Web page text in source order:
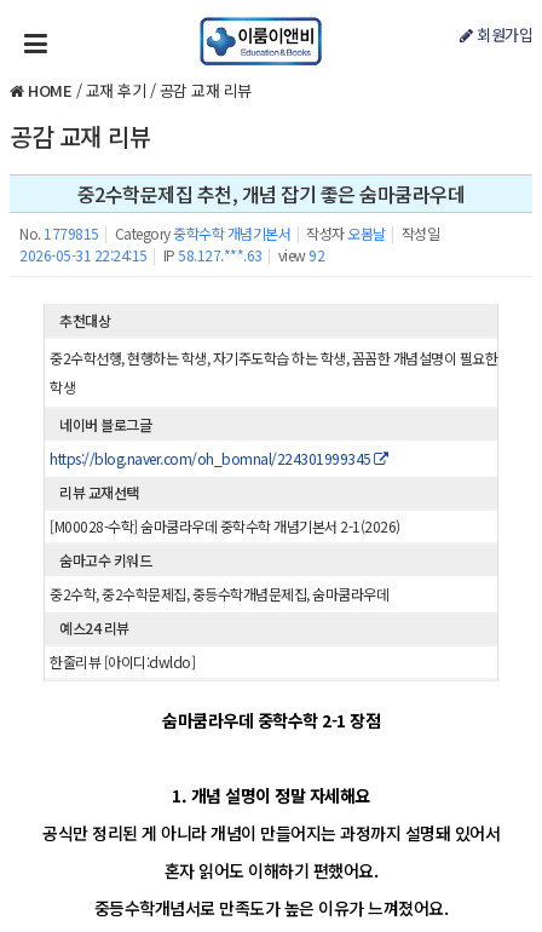
회원가입
HOME /교재 후기 /공감 교재 리뷰
공감 교재 리뷰
중2수학문제집 추천, 개념 잡기 좋은 숨마쿰라우데
No. 1779815 | Category중학수학 개념기본서 | 작성자오봄날 | 작성일
2026-05-31 22:24:15 | IP58.127.***.63 | view 92
추천대상
중2수학선행, 현행하는 학생, 자기주도학습 하는 학생, 꼼꼼한 개념설명이 필요한
학생
네이버 블로그글
https://blog.naver.com/oh_bomnal/224301999345
리뷰 교재선택
[M00028-수학] 숨마쿰라우데 중학수학 개념기본서 2-1(2026)
숨마고수 키워드
중2수학, 중2수학문제집, 중등수학개념문제집, 숨마쿰라우데
예스24 리뷰
한줄리뷰 [아이디:dwldo]
숨마쿰라우데 중학수학 2-1 장점
1. 개념 설명이 정말 자세해요
공식만 정리된 게 아니라 개념이 만들어지는 과정까지 설명돼 있어서
혼자 읽어도 이해하기 편했어요.
중등수학개념서로 만족도가 높은 이유가 느껴졌어요.